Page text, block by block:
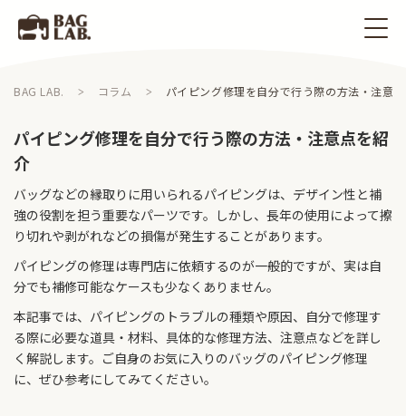
BAG LAB. コラム パイピング修理を自分で行う際の方法・注意
パイピング修理を自分で行う際の方法・注意点を紹
介
バッグなどの縁取りに用いられるパイピングは、デザイン性と補
強の役割を担う重要なパーツです。しかし、長年の使用によって擦
り切れや剥がれなどの損傷が発生することがあります。
パイピングの修理は専門店に依頼するのが一般的ですが、実は自
分でも補修可能なケースも少なくありません。
本記事では、パイピングのトラブルの種類や原因、自分で修理す
る際に必要な道具・材料、具体的な修理方法、注意点などを詳し
く解説します。ご自身のお気に入りのバッグのパイピング修理
に、ぜひ参考にしてみてください。